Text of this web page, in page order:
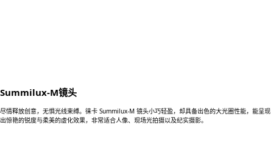
Summilux-M镜头
尽情释放创意，无惧光线束缚。徕卡 Summilux-M 镜头小巧轻盈，却具备出色的大光圈性能，能呈现
出惊艳的锐度与柔美的虚化效果，非常适合人像、现场光拍摄以及纪实摄影。